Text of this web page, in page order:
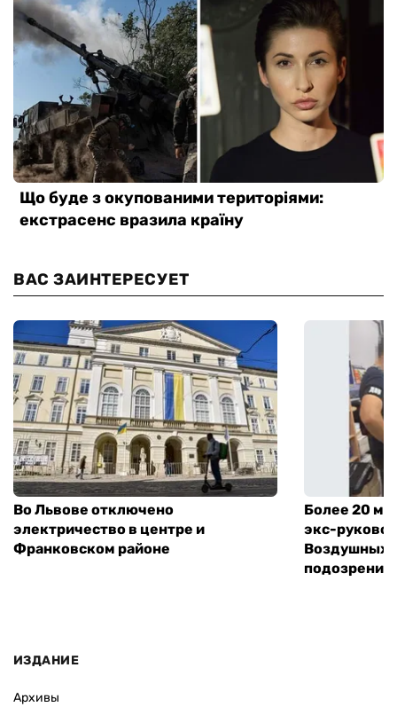
ВАС ЗАИНТЕРЕСУЕТ
Во Львове отключено
электричество в центре и
Франковском районе
Более 20
экс-
Воздушных
подозрение
ИЗДАНИЕ
Архивы